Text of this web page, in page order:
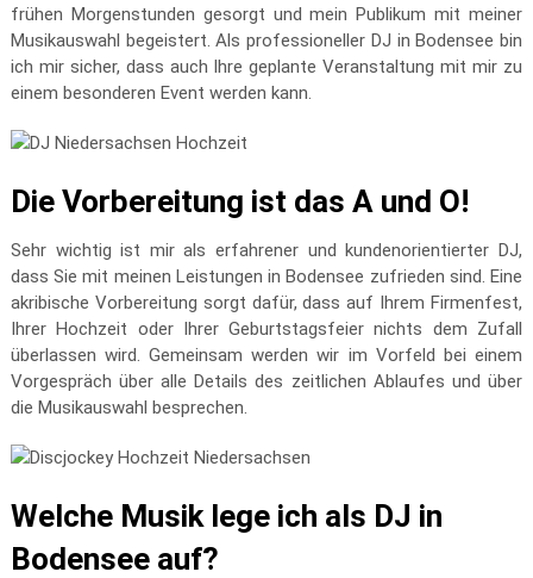
frühen Morgenstunden gesorgt und mein Publikum mit meiner
Musikauswahl begeistert. Als professioneller DJ in Bodensee bin
ich mir sicher, dass auch Ihre geplante Veranstaltung mit mir zu
einem besonderen Event werden kann.
Die Vorbereitung ist das A und O!
Sehr wichtig ist mir als erfahrener und kundenorientierter DJ,
dass Sie mit meinen Leistungen in Bodensee zufrieden sind. Eine
akribische Vorbereitung sorgt dafür, dass auf Ihrem Firmenfest,
Ihrer Hochzeit oder Ihrer Geburtstagsfeier nichts dem Zufall
überlassen wird. Gemeinsam werden wir im Vorfeld bei einem
Vorgespräch über alle Details des zeitlichen Ablaufes und über
die Musikauswahl besprechen.
Welche Musik lege ich als DJ in
Bodensee auf?